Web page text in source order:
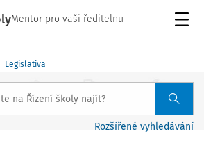
Mentor pro vaši ředitelnu
Legislativa
Rozšířené vyhledávání